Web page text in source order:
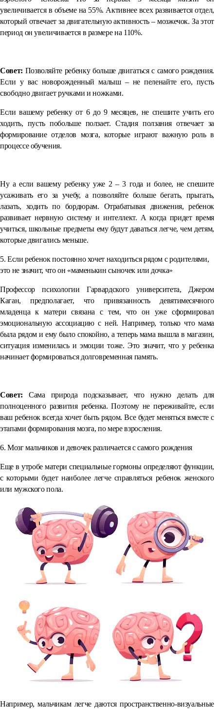
увеличивается в объеме на 55%. Активнее всех развивается отдел,
который отвечает за двигательную активность – мозжечок. За этот
период он увеличивается в размере на 110%.
Совет: Позволяйте ребенку больше двигаться с самого рождения.
Если у вас новорожденный малыш – не пеленайте его, пусть
свободно двигает ручками и ножками.
Если вашему ребенку от 6 до 9 месяцев, не спешите учить его
ходить, пусть побольше ползает. Стадия ползания отвечает за
формирование отделов мозга, которые играют важную роль в
процессе обучения.
Ну а если вашему ребенку уже 2 – 3 года и более, не спешите
усаживать его за учебу, а позволяйте больше бегать, прыгать,
лазать, ходить по бордюрам. Отрабатывая движения, ребенок
развивает нервную систему и интеллект. А когда придет время
учиться, школьные предметы ему будут даваться легче, чем детям,
которые двигались меньше.
5. Если ребенок постоянно хочет находиться рядом с родителями,
это не значит, что он «маменькин сыночек или дочка»
Профессор психологии Гарвардского университета, Джером
Каган, предполагает, что привязанность девятимесячного
младенца к матери связана с тем, что он уже сформировал
эмоциональную ассоциацию с ней. Например, только что мама
была рядом и ему было спокойно, а теперь мама вышла в магазин,
ситуация изменилась и эмоции тоже. Это значит, что у ребенка
начинает формироваться долговременная память.
Совет: Сама природа подсказывает, что нужно делать для
полноценного развития ребенка. Поэтому не переживайте, если
ваш ребенок всегда хочет быть рядом. Все будет меняться вместе с
этапами формирования мозга, по мере взросления.
6. Мозг мальчиков и девочек различается с самого рождения
Еще в утробе матери специальные гормоны определяют функции,
с которыми будет наиболее легче справляться ребенок женского
или мужского пола.
Например, мальчикам легче даются пространственно-визуальные